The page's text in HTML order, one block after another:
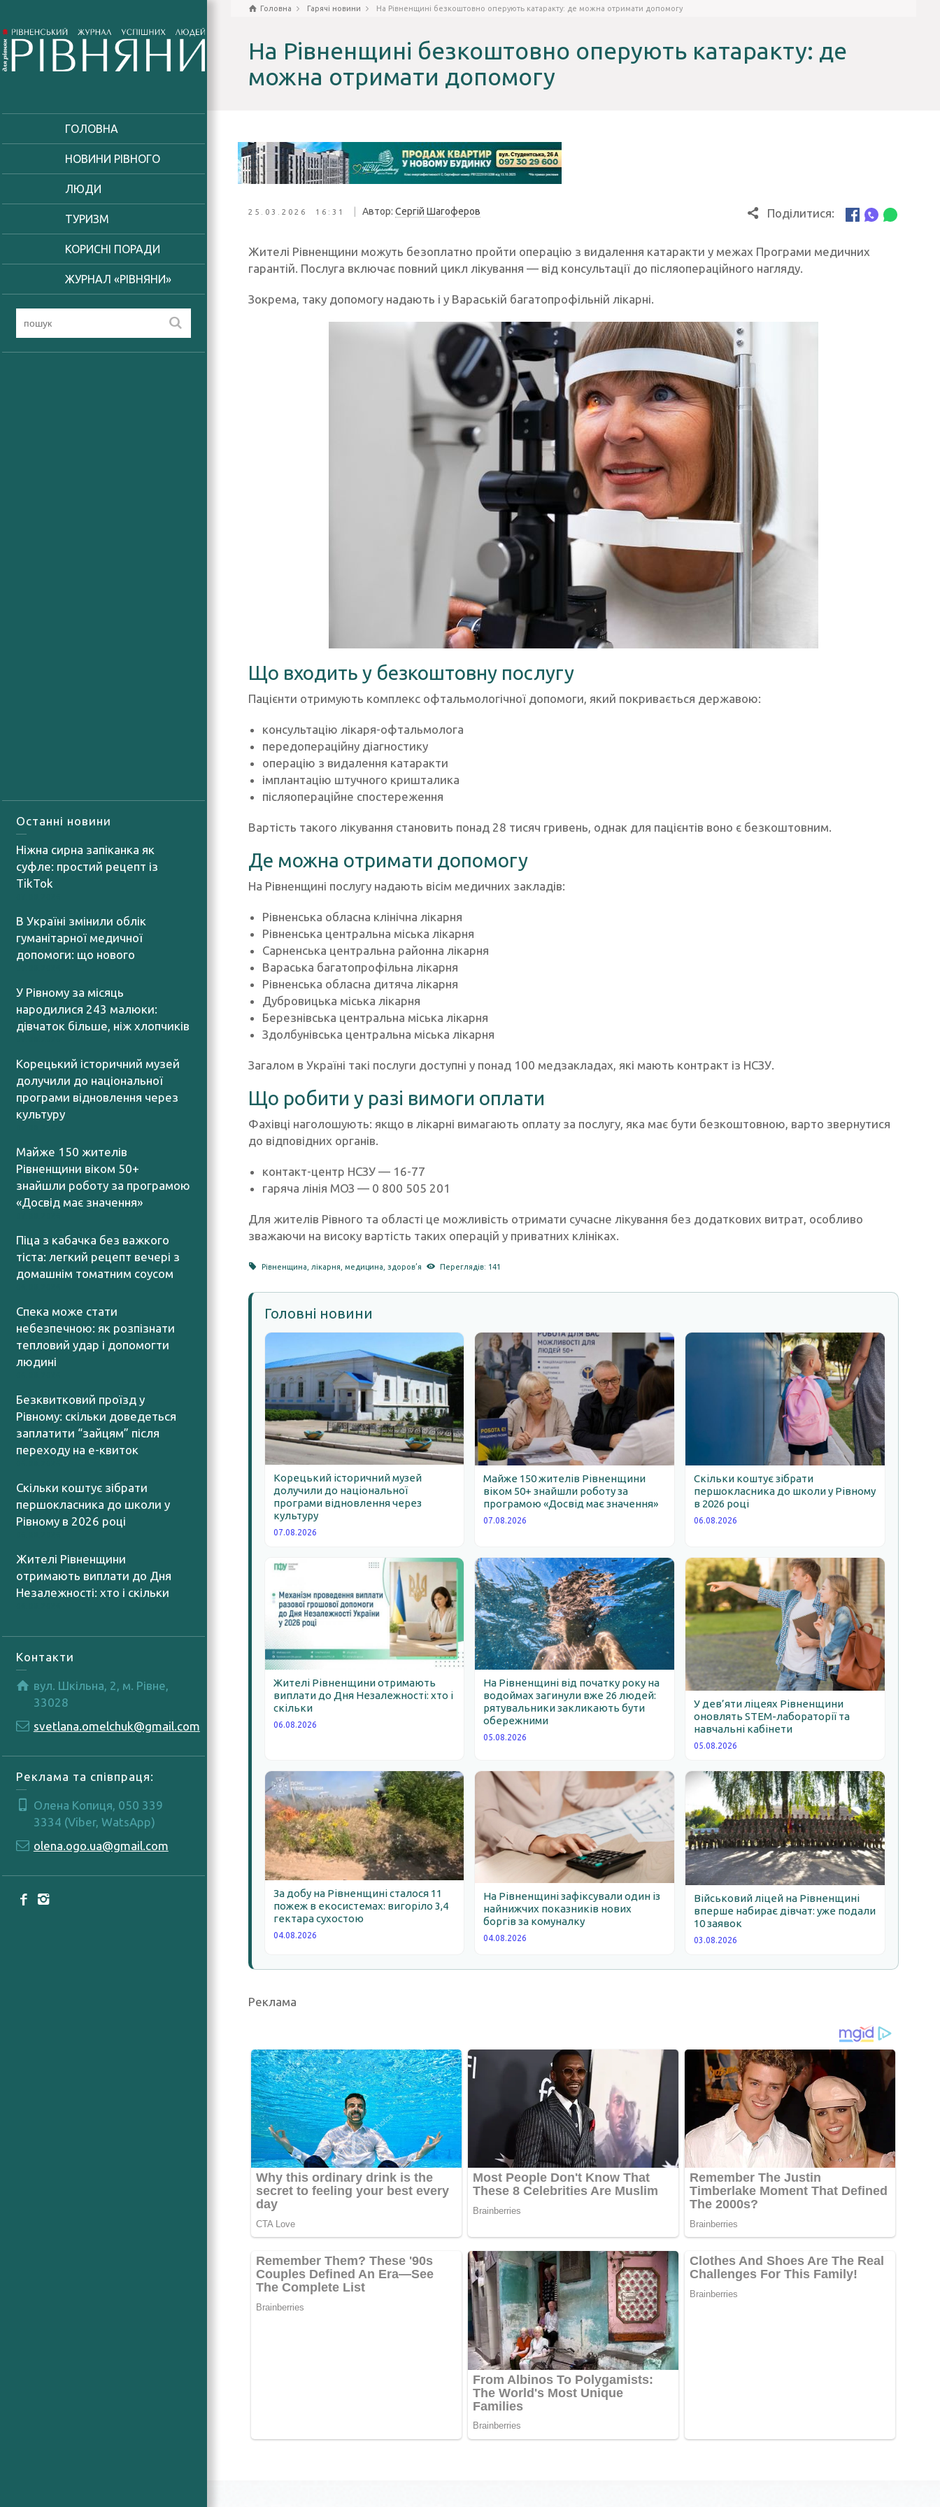
ГОЛОВНА
НОВИНИ РІВНОГО
ЛЮДИ
ТУРИЗМ
КОРИСНІ ПОРАДИ
ЖУРНАЛ «РІВНЯНИ»
Останні новини
Ніжна сирна запіканка як
суфле: простий рецепт із
TikTok
В Україні змінили облік
гуманітарної медичної
допомоги: що нового
У Рівному за місяць
народилися 243 малюки:
дівчаток більше, ніж хлопчиків
Корецький історичний музей
долучили до національної
програми відновлення через
культуру
Майже 150 жителів
Рівненщини віком 50+
знайшли роботу за програмою
«Досвід має значення»
Піца з кабачка без важкого
тіста: легкий рецепт вечері з
домашнім томатним соусом
Спека може стати
небезпечною: як розпізнати
тепловий удар і допомогти
людині
Безквитковий проїзд у
Рівному: скільки доведеться
заплатити “зайцям” після
переходу на е-квиток
Скільки коштує зібрати
першокласника до школи у
Рівному в 2026 році
Жителі Рівненщини
отримають виплати до Дня
Незалежності: хто і скільки
Контакти
вул. Шкільна, 2, м. Рівне,
33028
svetlana.omelchuk@gmail.com
Реклама та співпраця:
Олена Копиця, 050 339
3334 (Viber, WatsApp)
olena.ogo.ua@gmail.com
Головна Гарячі новини На Рівненщині безкоштовно оперують катаракту: де можна отримати допомогу
На Рівненщині безкоштовно оперують катаракту: де
можна отримати допомогу
25.03.2026 16:31 Автор: Сергій Шагоферов Поділитися:
Жителі Рівненщини можуть безоплатно пройти операцію з видалення катаракти у межах Програми медичних
гарантій. Послуга включає повний цикл лікування — від консультації до післяопераційного нагляду.
Зокрема, таку допомогу надають і у Вараській багатопрофільній лікарні.
Що входить у безкоштовну послугу
Пацієнти отримують комплекс офтальмологічної допомоги, який покривається державою:
консультацію лікаря-офтальмолога
передопераційну діагностику
операцію з видалення катаракти
імплантацію штучного кришталика
післяопераційне спостереження
Вартість такого лікування становить понад 28 тисяч гривень, однак для пацієнтів воно є безкоштовним.
Де можна отримати допомогу
На Рівненщині послугу надають вісім медичних закладів:
Рівненська обласна клінічна лікарня
Рівненська центральна міська лікарня
Сарненська центральна районна лікарня
Вараська багатопрофільна лікарня
Рівненська обласна дитяча лікарня
Дубровицька міська лікарня
Березнівська центральна міська лікарня
Здолбунівська центральна міська лікарня
Загалом в Україні такі послуги доступні у понад 100 медзакладах, які мають контракт із НСЗУ.
Що робити у разі вимоги оплати
Фахівці наголошують: якщо в лікарні вимагають оплату за послугу, яка має бути безкоштовною, варто звернутися
до відповідних органів.
контакт-центр НСЗУ — 16-77
гаряча лінія МОЗ — 0 800 505 201
Для жителів Рівного та області це можливість отримати сучасне лікування без додаткових витрат, особливо
зважаючи на високу вартість таких операцій у приватних клініках.
Рівненщина лікарня ,медицина ,здоров’я Переглядів: 141
Головні новини
Корецький історичний музей
долучили до національної
програми відновлення через
культуру
07.08.2026
Майже 150 жителів Рівненщини
віком 50+ знайшли роботу за
програмою «Досвід має значення»
07.08.2026
Скільки коштує зібрати
першокласника до школи у Рівному
в 2026 році
06.08.2026
Жителі Рівненщини отримають
виплати до Дня Незалежності: хто і
скільки
06.08.2026
На Рівненщині від початку року на
водоймах загинули вже 26 людей:
рятувальники закликають бути
обережними
05.08.2026
У дев’яти ліцеях Рівненщини
оновлять STEM-лабораторії та
навчальні кабінети
05.08.2026
За добу на Рівненщині сталося 11
пожеж в екосистемах: вигоріло 3,4
гектара сухостою
04.08.2026
На Рівненщині зафіксували один із
найнижчих показників нових
боргів за комуналку
04.08.2026
Військовий ліцей на Рівненщині
вперше набирає дівчат: уже подали
10 заявок
03.08.2026
Реклама